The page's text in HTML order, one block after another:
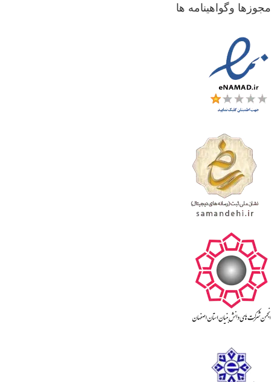
مجوزها وگواهینامه ها